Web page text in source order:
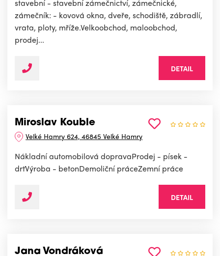
stavební - stavební zámečnictví, zámečnické,
zámečník: - kovová okna, dveře, schodiště, zábradlí,
vrata, ploty, mříže.Velkoobchod, maloobchod,
prodej...
DETAIL
Miroslav Kouble
Velké Hamry 624, 46845 Velké Hamry
Nákladní automobilová dopravaProdej - písek -
drťVýroba - betonDemoliční práceZemní práce
DETAIL
Jana Vondráková